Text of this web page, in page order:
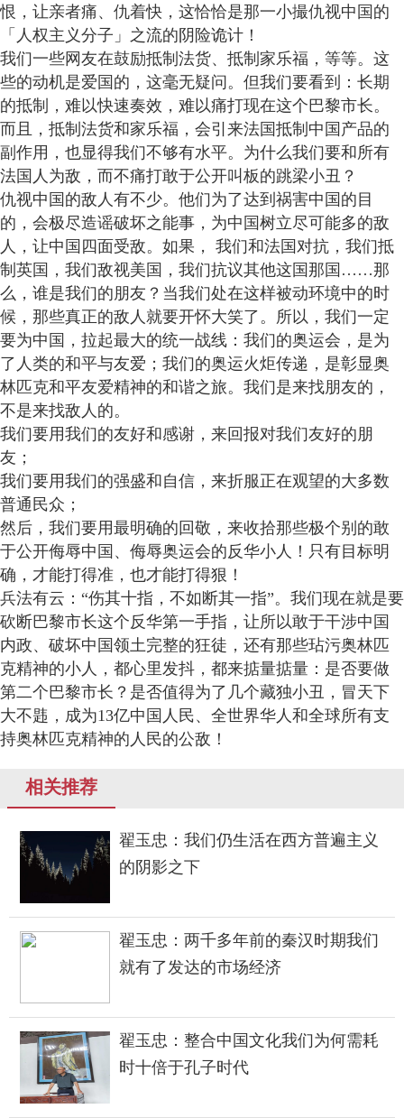
恨，让亲者痛、仇着快，这恰恰是那一小撮仇视中国的
「人权主义分子」之流的阴险诡计！
我们一些网友在鼓励抵制法货、抵制家乐福，等等。这
些的动机是爱国的，这毫无疑问。但我们要看到：长期
的抵制，难以快速奏效，难以痛打现在这个巴黎市长。
而且，抵制法货和家乐福，会引来法国抵制中国产品的
副作用，也显得我们不够有水平。为什么我们要和所有
法国人为敌，而不痛打敢于公开叫板的跳梁小丑？
仇视中国的敌人有不少。他们为了达到祸害中国的目
的，会极尽造谣破坏之能事，为中国树立尽可能多的敌
人，让中国四面受敌。如果， 我们和法国对抗，我们抵
制英国，我们敌视美国，我们抗议其他这国那国……那
么，谁是我们的朋友？当我们处在这样被动环境中的时
候，那些真正的敌人就要开怀大笑了。所以，我们一定
要为中国，拉起最大的统一战线：我们的奥运会，是为
了人类的和平与友爱；我们的奥运火炬传递，是彰显奥
林匹克和平友爱精神的和谐之旅。我们是来找朋友的，
不是来找敌人的。
我们要用我们的友好和感谢，来回报对我们友好的朋
友；
我们要用我们的强盛和自信，来折服正在观望的大多数
普通民众；
然后，我们要用最明确的回敬，来收拾那些极个别的敢
于公开侮辱中国、侮辱奥运会的反华小人！只有目标明
确，才能打得准，也才能打得狠！
兵法有云：“伤其十指，不如断其一指”。我们现在就是要
砍断巴黎市长这个反华第一手指，让所以敢于干涉中国
内政、破坏中国领土完整的狂徒，还有那些玷污奥林匹
克精神的小人，都心里发抖，都来掂量掂量：是否要做
第二个巴黎市长？是否值得为了几个藏独小丑，冒天下
大不韪，成为13亿中国人民、全世界华人和全球所有支
持奥林匹克精神的人民的公敌！
相关推荐
翟玉忠：我们仍生活在西方普遍主义
的阴影之下
翟玉忠：两千多年前的秦汉时期我们
就有了发达的市场经济
翟玉忠：整合中国文化我们为何需耗
时十倍于孔子时代